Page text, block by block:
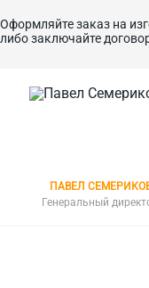
Оформляйте заказ на
либо заключайте
ПАВЕЛ
Генеральный